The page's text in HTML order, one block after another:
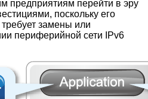
предприятиям перейти в эру
поскольку его
замены или
периферийной сети IPv6